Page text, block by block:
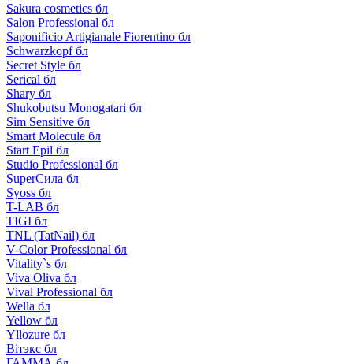
Sakura cosmetics бл
Salon Professional бл
Saponificio Artigianale Fiorentino бл
Schwarzkopf бл
Secret Style бл
Serical бл
Shary бл
Shukobutsu Monogatari бл
Sim Sensitive бл
Smart Molecule бл
Start Epil бл
Studio Professional бл
SuperСила бл
Syoss бл
T-LAB бл
TIGI бл
TNL (TatNail) бл
V-Color Professional бл
Vitality`s бл
Viva Oliva бл
Vival Professional бл
Wella бл
Yellow бл
Yllozure бл
Вiтэкс бл